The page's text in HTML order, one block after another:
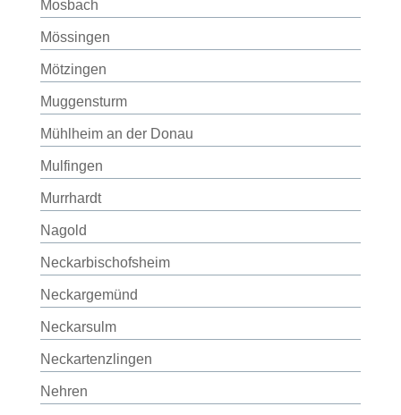
Mosbach
Mössingen
Mötzingen
Muggensturm
Mühlheim an der Donau
Mulfingen
Murrhardt
Nagold
Neckarbischofsheim
Neckargemünd
Neckarsulm
Neckartenzlingen
Nehren